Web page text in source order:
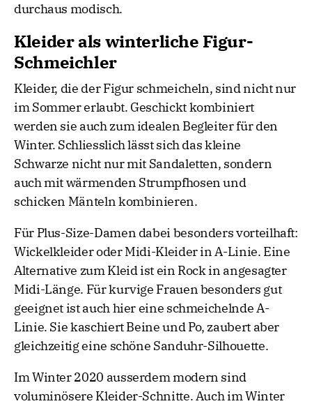
durchaus modisch.
Kleider als winterliche Figur-
Schmeichler
Kleider, die der Figur schmeicheln, sind nicht nur
im Sommer erlaubt. Geschickt kombiniert
werden sie auch zum idealen Begleiter für den
Winter. Schliesslich lässt sich das kleine
Schwarze nicht nur mit Sandaletten, sondern
auch mit wärmenden Strumpfhosen und
schicken Mänteln kombinieren.
Für Plus-Size-Damen dabei besonders vorteilhaft:
Wickelkleider oder Midi-Kleider in A-Linie. Eine
Alternative zum Kleid ist ein Rock in angesagter
Midi-Länge. Für kurvige Frauen besonders gut
geeignet ist auch hier eine schmeichelnde A-
Linie. Sie kaschiert Beine und Po, zaubert aber
gleichzeitig eine schöne Sanduhr-Silhouette.
Im Winter 2020 ausserdem modern sind
voluminösere Kleider-Schnitte. Auch im Winter